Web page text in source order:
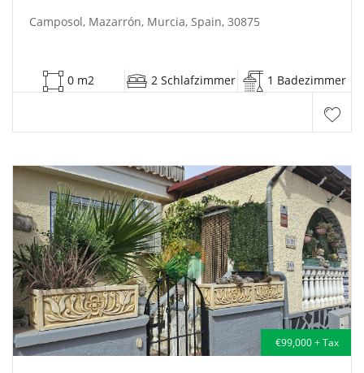
Camposol, Mazarrón, Murcia, Spain, 30875
0 m2 2 Schlafzimmer 1 Badezimmer
€99,000 + Tax